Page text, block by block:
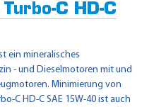
C HD-C
ein mineralisches
- und Dieselmotoren mit und
Minimierung von
C HD-C SAE 15W-40 ist auch